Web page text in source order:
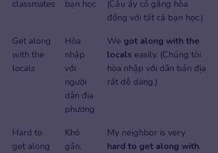
classmates
bạn học
(Cậu ấy cố gắng hòa
đồng với tất cả bạn học.)
Get along
with the
locals
Hòa
nhập
với
người
dân địa
phương
We got along with the
locals easily. (Chúng tôi
hòa nhập với dân bản địa
rất dễ dàng.)
Hard to
get along
Khó
gần,
My neighbor is very
hard to get along with.